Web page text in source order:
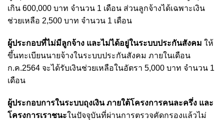
เกิน 600,000 บาท จำนวน 1 เดือน ส่วนลูกจ้างได้เฉพาะเงิน
ช่วยเหลือ 2,500 บาท จำนวน 1 เดือน
ผู้ประกอบที่ไม่มีลูกจ้าง และไม่ได้อยู่ในระบบประกันสังคม ให้
ขึ้นทะเบียนนายจ้างในระบบประกันสังคม ภายในเดือน
ก.ค.2564 จะได้รับเงินช่วยเหลือในอัตรา 5,000 บาท จำนวน 1
เดือน
ผู้ประกอบการในระบบถุงเงิน ภายใต้โครงการคนละครึ่ง และ
โครงการเราชนะในปัจจุบันที่ผ่านการตรวจคัดกรองแล้วไม่